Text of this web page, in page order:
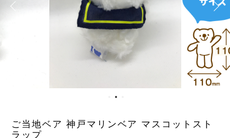
ご当地ベア 神戸マリンベア マスコットスト
ラップ